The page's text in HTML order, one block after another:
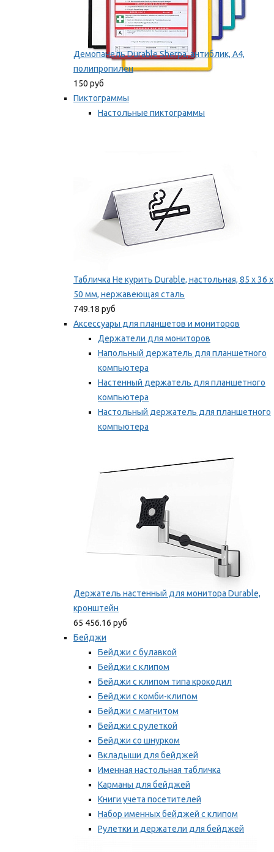
Демопанель Durable Sherpa, антиблик, А4,
полипропилен
150 руб
Пиктограммы
Настольные пиктограммы
Табличка Не курить Durable, настольная, 85 x 36 x
50 мм, нержавеющая сталь
749.18 руб
Аксессуары для планшетов и мониторов
Держатели для мониторов
Напольный держатель для планшетного
компьютера
Настенный держатель для планшетного
компьютера
Настольный держатель для планшетного
компьютера
Держатель настенный для монитора Durable,
кронштейн
65 456.16 руб
Бейджи
Бейджи с булавкой
Бейджи с клипом
Бейджи с клипом типа крокодил
Бейджи с комби-клипом
Бейджи с магнитом
Бейджи с рулеткой
Бейджи со шнурком
Вкладыши для бейджей
Именная настольная табличка
Карманы для бейджей
Книги учета посетителей
Набор именных бейджей с клипом
Рулетки и держатели для бейджей